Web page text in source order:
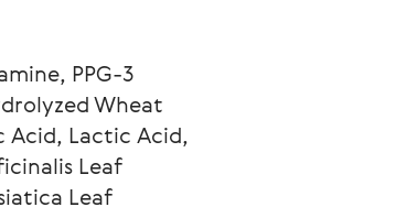
PPG-3
Wheat
Acid, Lactic Acid,
Leaf
Leaf